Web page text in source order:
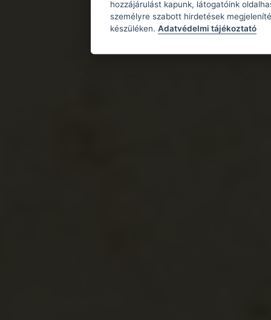
hozzájárulást kapunk, látogatóink
személyre szabott hirdetések
készüléken. Adatvédelmi tájékoztató